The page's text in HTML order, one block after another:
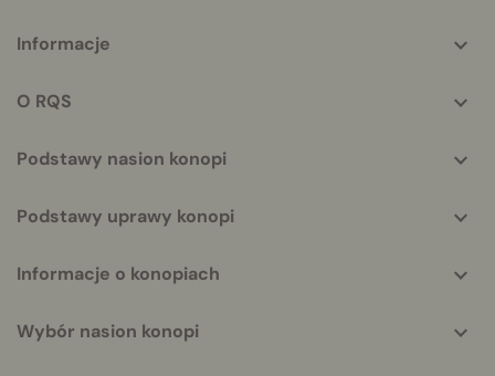
helpful
Informacje
O RQS
Podstawy nasion konopi
Podstawy uprawy konopi
Informacje o konopiach
Wybór nasion konopi